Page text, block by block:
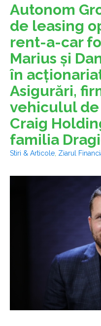
Autonom
de leasing
rent-a-car
Marius şi
în
Asigurări,
vehiculul
Craig
familia
Stiri & Articole Ziarul